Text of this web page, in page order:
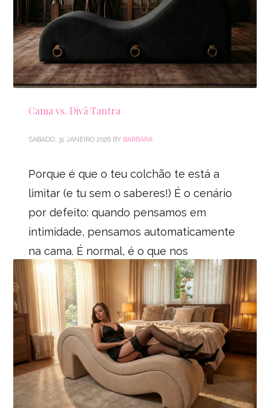
TAGGED UNDER: DIVAN TANTRA, MOBILIÁRIO ERÓTICO
SEM EJACULAÇÃO
Cama vs. Divã Tantra
SÁBADO, 31 JANEIRO 2026 BY BARBARA
Porque é que o teu colchão te está a
limitar (e tu sem o saberes!) É o cenário
por defeito: quando pensamos em
intimidade, pensamos automaticamente
na cama. É normal, é o que nos
ensinaram e o que usámos toda a vida.
Mas para para pensar um segundo:
Estão as camas desenhadas para a
atividade
PUBLISHED IN SEM CATEGORIA